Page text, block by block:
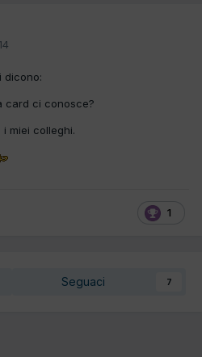
dicono:
card ci conosce?
miei colleghi.
1
Seguaci 7